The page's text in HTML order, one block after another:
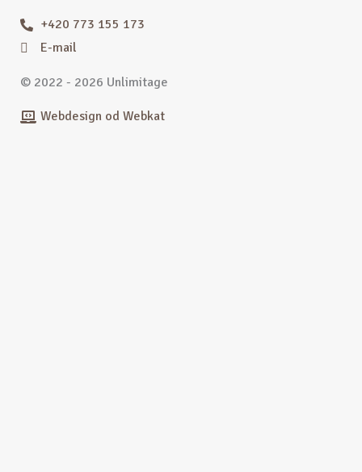
+420 773 155 173
E-mail
© 2022 - 2026 Unlimitage
Webdesign od Webkat